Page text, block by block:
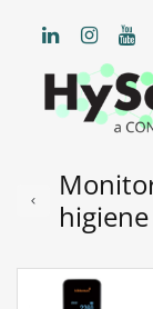
higiene